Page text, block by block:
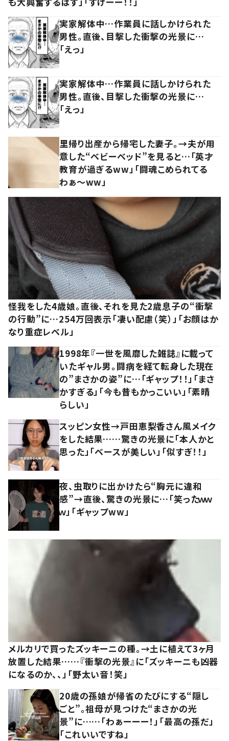
実家解体中…作業員に話しかけられた
男性。直後、目撃した衝撃の光景に…
「えっ」
実家解体中…作業員に話しかけられた
男性。直後、目撃した衝撃の光景に…
「えっ」
里帰り出産から帰宅した妻子。→夫が用
意した“ベビーベッド”を見ると…「英才
教育が過ぎるww」「闘魂こめられてる
わぁ～ww」
怪我をした4歳娘。直後、それを見た2歳息子の“衝撃
の行動”に…254万回表示「凄い配慮（笑）」「お顔はか
なり重症レベル」
1998年『一世を風靡した雑誌』に載って
いたギャル男。闘病を経て転身した現在
の”まさかの姿”に…「ギャップ！！」「まさ
かすぎる」「今も昔もかっこいい」「素晴
らしい」
スッピン女性→戸田恵梨香さん風メイク
をした結果……驚きの光景に「本人かと
思った」「ベースが美しい」「似すぎ！！」
夜、虫取りに出かけたら“胸元に違和
感”→直後、驚きの光景に…「笑ったｗｗ
ｗ」「ギャップww」
メルカリで買ったズッキーニの種。→土に植えて3ヶ月
放置した結果……『衝撃の光景』に「ズッキーニも凶器
になるのか、、」「野太い音！笑」
20歳の孫娘が帰省のたびにする“隠し
ごと”。祖母が見つけた“まさかの光
景”に……「わぁーーー！」「最高の孫だ」
「これいいですね」